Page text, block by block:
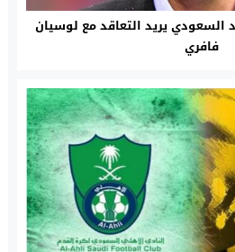
السعودي يريد التعاقد مع لوسيان
فافري